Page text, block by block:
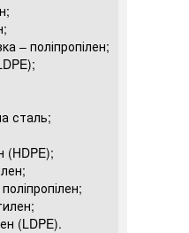
– поліпропілен;
сталь;
(HDPE);
(LDPE).